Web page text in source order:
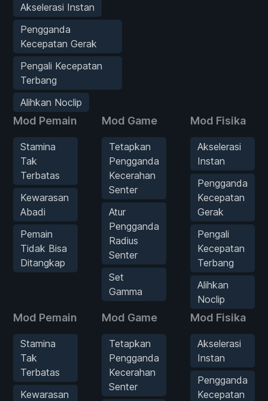
Akselerasi Instan
Pengganda
Kecepatan Gerak
Pengali Kecepatan
Terbang
Alihkan Noclip
Mod Pemain
Stamina
Tak
Terbatas
Kewarasan
Abadi
Pemain
Tidak Bisa
Ditangkap
Mod Game
Tetapkan
Pengganda
Kecerahan
Senter
Atur
Pengganda
Radius
Senter
Set
Gamma
Mod Fisika
Akselerasi
Instan
Pengganda
Kecepatan
Gerak
Pengali
Kecepatan
Terbang
Alihkan
Noclip
Mod Pemain
Stamina
Tak
Terbatas
Kewarasan
Mod Game
Tetapkan
Pengganda
Kecerahan
Senter
Mod Fisika
Akselerasi
Instan
Pengganda
Kecepatan